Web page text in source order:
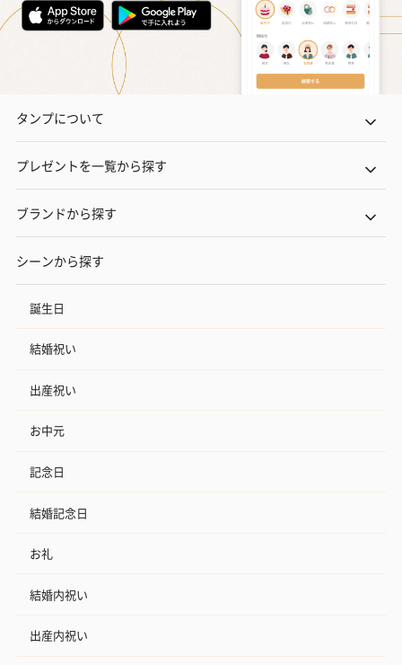
タンプについて
プレゼントを一覧から探す
ブランドから探す
シーンから探す
誕生日
結婚祝い
出産祝い
お中元
記念日
結婚記念日
お礼
結婚内祝い
出産内祝い